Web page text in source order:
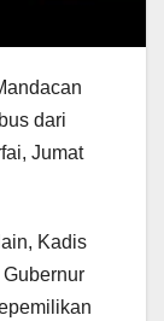
dari
Jumat
Kadis